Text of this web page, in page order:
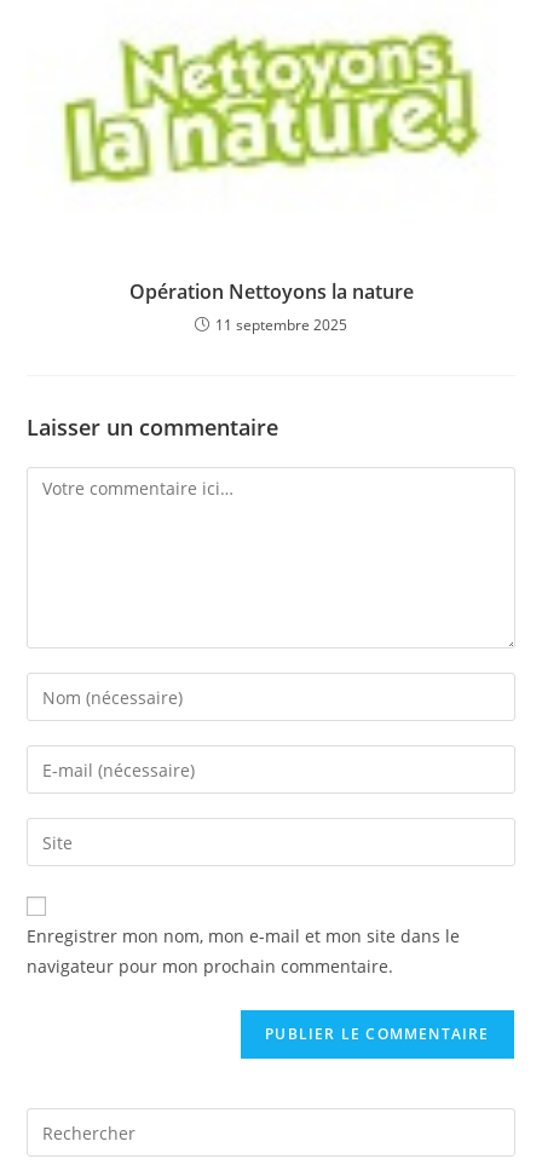
Opération Nettoyons la nature
11 septembre 2025
Laisser un commentaire
Comment
Enter
your
name
comment
Enter
your
email
address
comment
Saisir
l’URL
de
votre
(facultatif)
Enregistrer mon nom, mon e-mail et mon site dans le
navigateur pour mon prochain commentaire.